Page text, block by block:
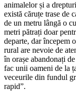
animalelor și a
există căruțe trase de
de un metru lângă o
metri pătrați doar
departe, dar începem
rural are nevoie de
în orașe abandonați
fac unii oameni de la
veceurile din fundul
rapid”.